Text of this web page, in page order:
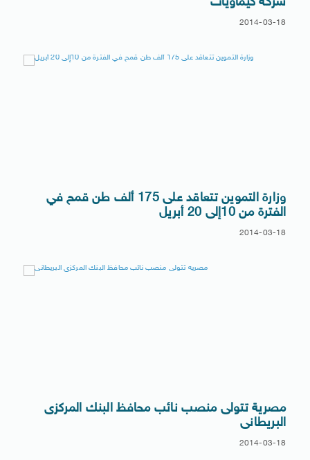
2014-03-18
وزارة التموين تتعاقد على 175 ألف طن قمح في
الفترة من 10إلى 20 أبريل
2014-03-18
مصرية تتولى منصب نائب محافظ البنك المركزى
البريطانى
2014-03-18